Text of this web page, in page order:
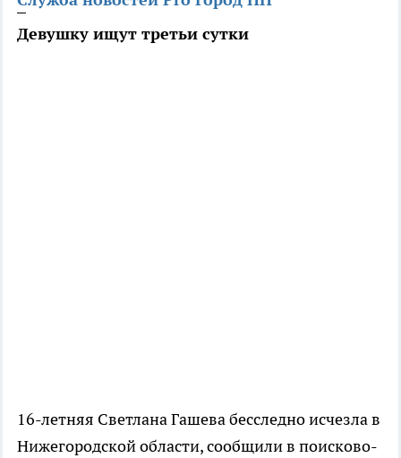
Девушку ищут третьи сутки
16-летняя Светлана Гашева бесследно исчезла в
Нижегородской области, сообщили в поисково-